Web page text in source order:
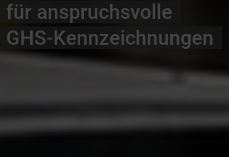
für anspruchsvolle
GHS-Kennzeichnungen